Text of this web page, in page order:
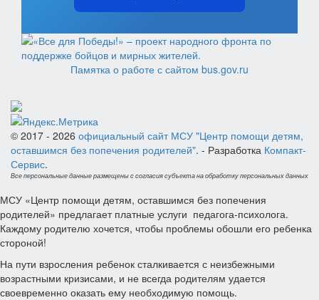
Памятка о работе с сайтом bus.gov.ru
© 2017 - 2026 официальный сайт МСУ "Центр помощи детям,
оставшимся без попечения родителей". - Разработка Компакт-
Сервис.
Все персональные данные размещены с согласия субъекта на обработку персональных данных
МСУ «Центр помощи детям, оставшимся без попечения
родителей» предлагает платные услуги педагога-психолога.
Каждому родителю хочется, чтобы проблемы обошли его ребенка
стороной!
На пути взросления ребенок сталкивается с неизбежными
возрастными кризисами, и не всегда родителям удается
своевременно оказать ему необходимую помощь.